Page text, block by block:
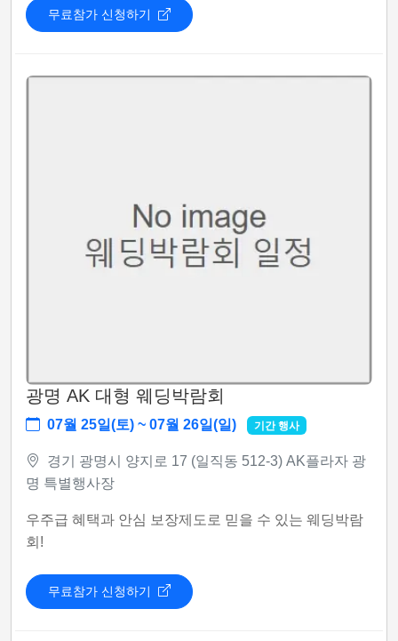
무료참가 신청하기
광명 AK 대형 웨딩박람회
07월 25일(토) ~ 07월 26일(일) 기간 행사
경기 광명시 양지로 17 (일직동 512-3) AK플라자 광
명 특별행사장
우주급 혜택과 안심 보장제도로 믿을 수 있는 웨딩박람
회!
무료참가 신청하기